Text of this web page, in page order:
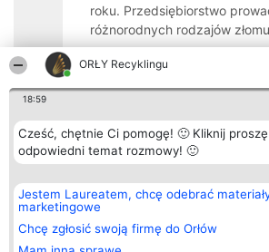
ORŁY Recyklingu
18:59
Cześć, chętnie Ci pomogę! 🙂 Kliknij
odpowiedni temat rozmowy! 🙂
Jestem Laureatem, chcę odebrać
marketingowe
Chcę zgłosić swoją firmę do Orłów
roku. Przedsiębiorstwo
różnorodnych rodzajów
9.6
Organizator plebiscytu
Bright Side Solutions sp. z o.
o. sp. k.
ul. Ruska 22
Wrocław 50-079
KRS 0000749100 | Regon
381313360 | NIP 8943132676
+48 508 492 400
Plebiscyt
Laureaci
Lista
wszystkich
Laureatów
Zasady
Polityka
Prywatności